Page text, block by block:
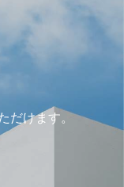
だけます。